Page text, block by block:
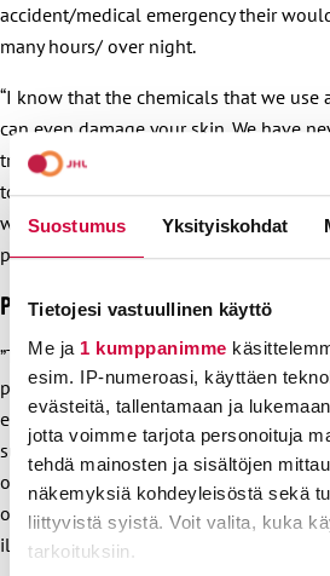
Suostumus Yksityiskohdat
Tietojesi vastuullinen käyttö
Me ja 1 kumppanimme
esim. IP-numeroasi, käyttäen
evästeitä, tallentamaan ja
jotta voimme tarjota personoituja
tehdä mainosten ja sisältöjen
näkemyksiä kohdeyleisöstä sekä
liittyvistä syistä. Voit valita, kuka
tarkoituksiin.
accident/medical emergency their
many hours/ over night.
“I know that the chemicals that we use
can even damage your skin. We have
training on what each chemical is for,
to use it well! and above all the
workers do not wear gloves because
provide them, so it is omitted.
Poimintoja JHL:n jäsenten vastauksista:
”Työturvallisuuteen pitäisi puuttua
pyytänyt vastamelukuulokeitta
eikä kuulu. Oma työterveyteni sekä
suosittelee vastamelukuulokkeiden
ovat korkealla. Olen päättänyt, että
ostan kyseiset kuulokkeet itse. Mutta
ilman kuulon suojausta.”